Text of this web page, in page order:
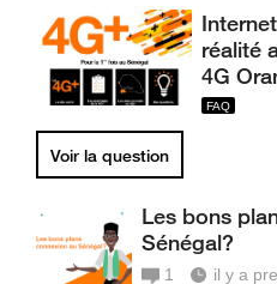
réalité
4G
Voir la question
Les bons
Sénégal?
1
il y a